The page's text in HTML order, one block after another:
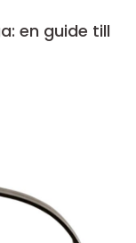
en guide till